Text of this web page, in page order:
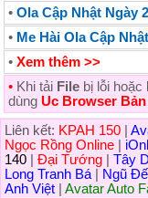
• Ola Cập Nhật Ngày
• Me Hài Ola Cập
• Xem thêm >>
• Khi tải File bị lỗi hoặc
dùng Uc Browser
Liên kết: KPAH 150
Ngọc Rồng Online
140
Đại Tướng Tây
Long Tranh Bá
Ngũ
Anh Việt
Avatar Auto